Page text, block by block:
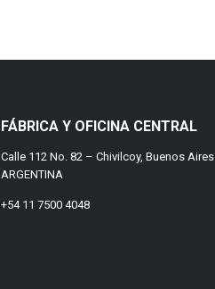
FÁBRICA Y OFICINA CENTRAL
Calle 112 No. 82 – Chivilcoy, Buenos Aires
ARGENTINA
+54 11 7500 4048